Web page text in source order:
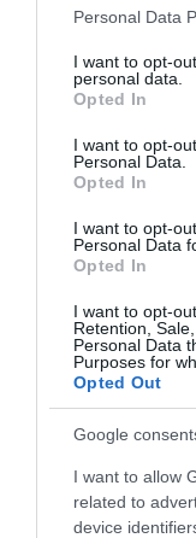
Please note that
not limited to your
grant or deny
use your data for
consent section.
Personal Data
I want to opt-
personal data.
Opted In
I want to opt-
Personal Data.
Opted In
I want to opt-
Personal Data
Opted In
I want to opt-
Retention,
Personal Data
Purposes for
Opted Out
Google
I want to allow
related to
device
a „piszkos
zsidóként,
figuraként
a keleti frontra.
Ez a pont már
érdekesség.
nyilvánosság.
Nem a kritika
meg,
feljelentés
ítéletté
játszott az